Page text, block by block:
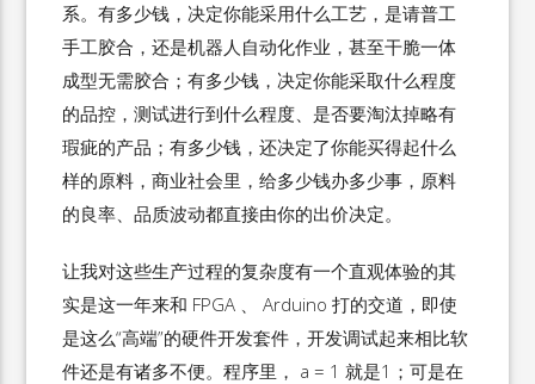
系。有多少钱，决定你能采用什么工艺，是请普工
手工胶合，还是机器人自动化作业，甚至干脆一体
成型无需胶合；有多少钱，决定你能采取什么程度
的品控，测试进行到什么程度、是否要淘汰掉略有
瑕疵的产品；有多少钱，还决定了你能买得起什么
样的原料，商业社会里，给多少钱办多少事，原料
的良率、品质波动都直接由你的出价决定。
让我对这些生产过程的复杂度有一个直观体验的其
实是这一年来和 FPGA 、 Arduino 打的交道，即使
是这么“高端”的硬件开发套件，开发调试起来相比软
件还是有诸多不便。程序里， a = 1 就是1；可是在